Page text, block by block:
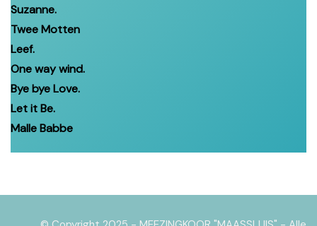
Suzanne.
Twee Motten
Leef.
One way wind.
Bye bye Love.
Let it Be.
Malle Babbe